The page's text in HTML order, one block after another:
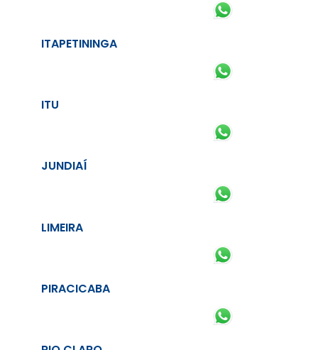
ITAPETININGA
ITU
JUNDIAÍ
LIMEIRA
PIRACICABA